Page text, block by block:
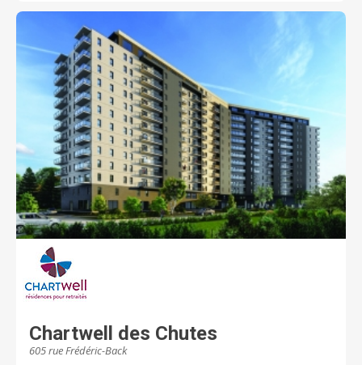
Chartwell des Chutes
605 rue Frédéric-Back